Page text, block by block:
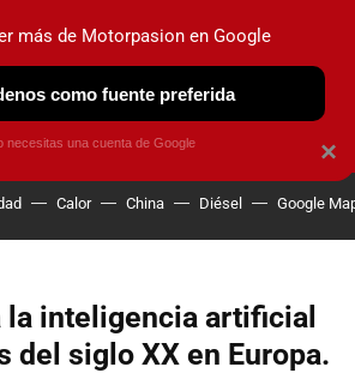
ELÉCTRICOS OBSERVATORIO
Calor China Diésel Google
la inteligencia artificial
del siglo XX en Europa.
×
más de Motorpasion en Google
como fuente preferida
necesitas una cuenta de Google